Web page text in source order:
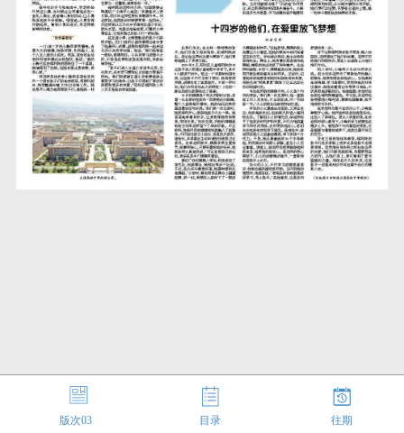
版次03 目录 往期